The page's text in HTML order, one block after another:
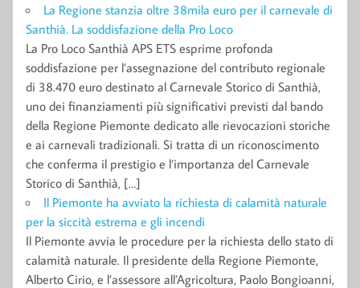
La Regione stanzia oltre 38mila euro per il carnevale di
Santhià. La soddisfazione della Pro Loco
La Pro Loco Santhià APS ETS esprime profonda
soddisfazione per l’assegnazione del contributo regionale
di 38.470 euro destinato al Carnevale Storico di Santhià,
uno dei finanziamenti più significativi previsti dal bando
della Regione Piemonte dedicato alle rievocazioni storiche
e ai carnevali tradizionali. Si tratta di un riconoscimento
che conferma il prestigio e l’importanza del Carnevale
Storico di Santhià, […]
Il Piemonte ha avviato la richiesta di calamità naturale
per la siccità estrema e gli incendi
Il Piemonte avvia le procedure per la richiesta dello stato di
calamità naturale. Il presidente della Regione Piemonte,
Alberto Cirio, e l’assessore all’Agricoltura, Paolo Bongioanni,